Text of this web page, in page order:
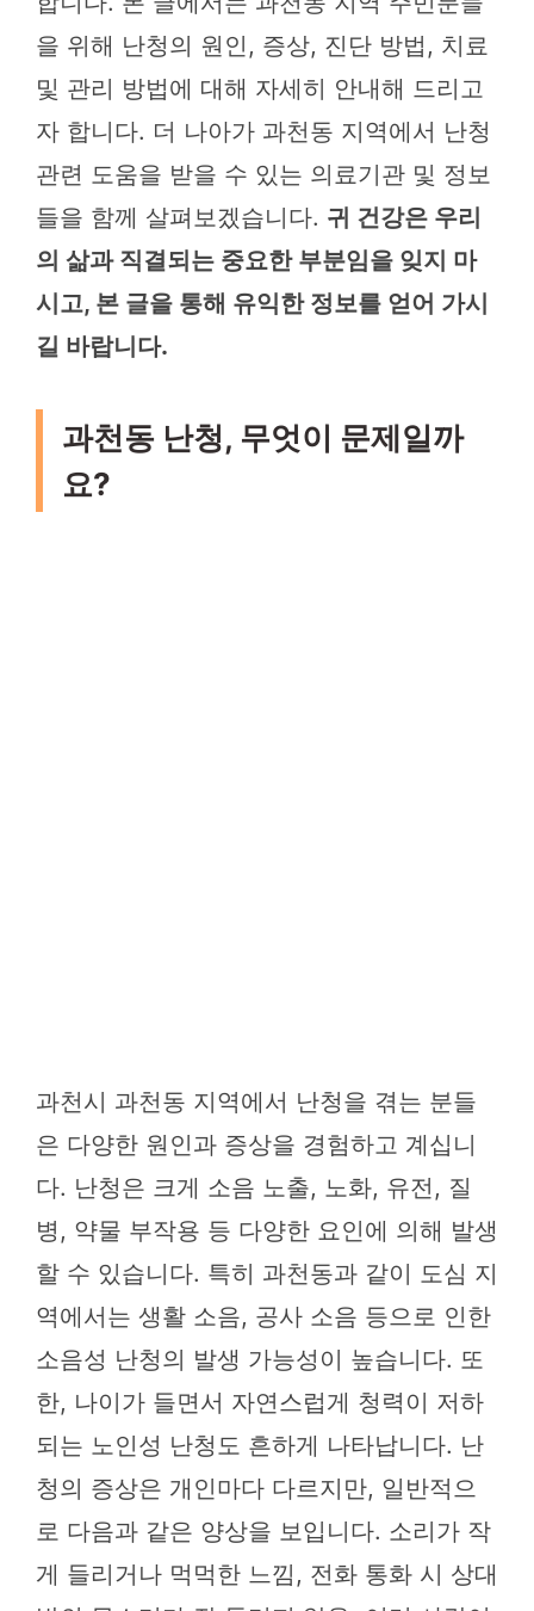
을 위해 난청의 원인, 증상, 진단 방법, 치료
및 관리 방법에 대해 자세히 안내해 드리고
자 합니다. 더 나아가 과천동 지역에서 난청
관련 도움을 받을 수 있는 의료기관 및 정보
들을 함께 살펴보겠습니다. 귀 건강은 우리
의 삶과 직결되는 중요한 부분임을 잊지 마
시고, 본 글을 통해 유익한 정보를 얻어 가시
길 바랍니다.
과천동 난청, 무엇이 문제일까
요?
과천시 과천동 지역에서 난청을 겪는 분들
은 다양한 원인과 증상을 경험하고 계십니
다. 난청은 크게 소음 노출, 노화, 유전, 질
병, 약물 부작용 등 다양한 요인에 의해 발생
할 수 있습니다. 특히 과천동과 같이 도심 지
역에서는 생활 소음, 공사 소음 등으로 인한
소음성 난청의 발생 가능성이 높습니다. 또
한, 나이가 들면서 자연스럽게 청력이 저하
되는 노인성 난청도 흔하게 나타납니다. 난
청의 증상은 개인마다 다르지만, 일반적으
로 다음과 같은 양상을 보입니다. 소리가 작
게 들리거나 먹먹한 느낌, 전화 통화 시 상대